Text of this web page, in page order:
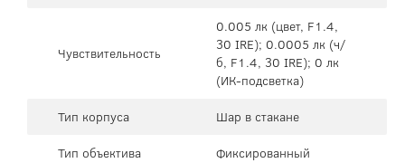
Чувствительность
0.005 лк (цвет, F1.4,
30 IRE); 0.0005 лк (ч/
б, F1.4, 30 IRE); 0 лк
(ИК-подсветка)
Тип корпуса
Шар в стакане
Тип объектива
Фиксированный